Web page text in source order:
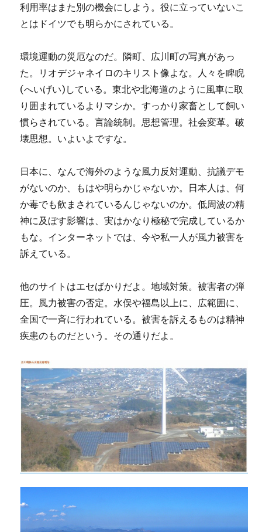
利用率はまた別の機会にしよう。役に立っていないこ
とはドイツでも明らかにされている。
環境運動の災厄なのだ。隣町、広川町の写真があっ
た。リオデジャネイロのキリスト像よな。人々を睥睨
(へいげい)している。東北や北海道のように風車に取
り囲まれているよりマシか。すっかり家畜として飼い
慣らされている。言論統制。思想管理。社会変革。破
壊思想。いよいよですな。
日本に、なんで海外のような風力反対運動、抗議デモ
がないのか、もはや明らかじゃないか。日本人は、何
か毒でも飲まされているんじゃないのか。低周波の精
神に及ぼす影響は、実はかなり極秘で完成しているか
もな。インターネットでは、今や私一人が風力被害を
訴えている。
他のサイトはエセばかりだよ。地域対策。被害者の弾
圧。風力被害の否定。水俣や福島以上に、広範囲に、
全国で一斉に行われている。被害を訴えるものは精神
疾患のものだという。その通りだよ。